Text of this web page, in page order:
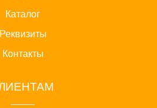
Каталог
Реквизиты
Контакты